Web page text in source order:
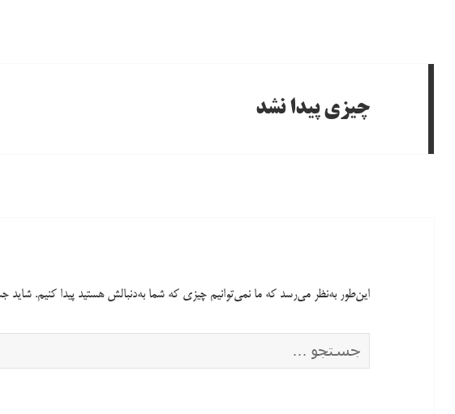
چیزی پیدا نشد
این‌طور به‌نظر می‌رسد که ما نمی‌توانیم چیزی که شما به‌دنبالش هستید پیدا کنیم. شاید
برای: